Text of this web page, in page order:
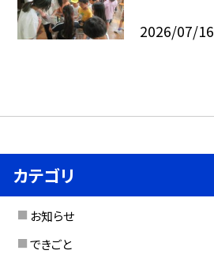
2026/07/16
カテゴリ
お知らせ
できごと